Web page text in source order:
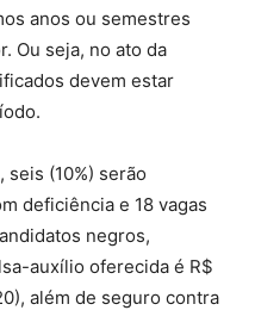
anos ou semestres
Ou seja, no ato da
devem estar
(10%) serão
deficiência e 18 vagas
negros,
auxílio oferecida é R$
além de seguro contra